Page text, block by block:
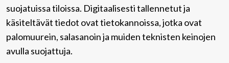
suojatuissa tiloissa. Digitaalisesti tallennetut ja
käsiteltävät tiedot ovat tietokannoissa, jotka ovat
palomuurein, salasanoin ja muiden teknisten keinojen
avulla suojattuja.